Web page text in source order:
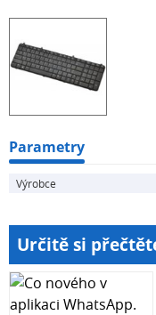
Parametry
Výrobce
Určitě si